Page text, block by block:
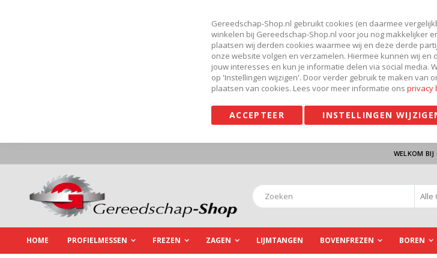
Gereedschap-Shop.nl gebruikt cookies (en daarmee
winkelen bij Gereedschap-Shop.nl voor jou nog makkelijker
plaatsen wij derden cookies waarmee wij en deze derde
onze website volgen en verzamelen. Hiermee kunnen wij
jouw interesses en kun je informatie delen via social media.
op 'Instellingen wijzigen'. Door verder gebruik te maken van
plaatsen van cookies. Lees voor meer informatie ons privacy
ACCEPTEER INSTELLINGEN
naar
inhoud
WELKOM BIJ
Zoek
HOME PROFIELMESSEN FREZEN ZAGEN LIJMTANGEN BOVENFREZEN BOREN